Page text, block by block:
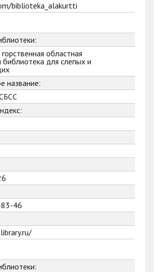
biblioteka_alakurtti
областная
библиотека для слепых и
название:
46